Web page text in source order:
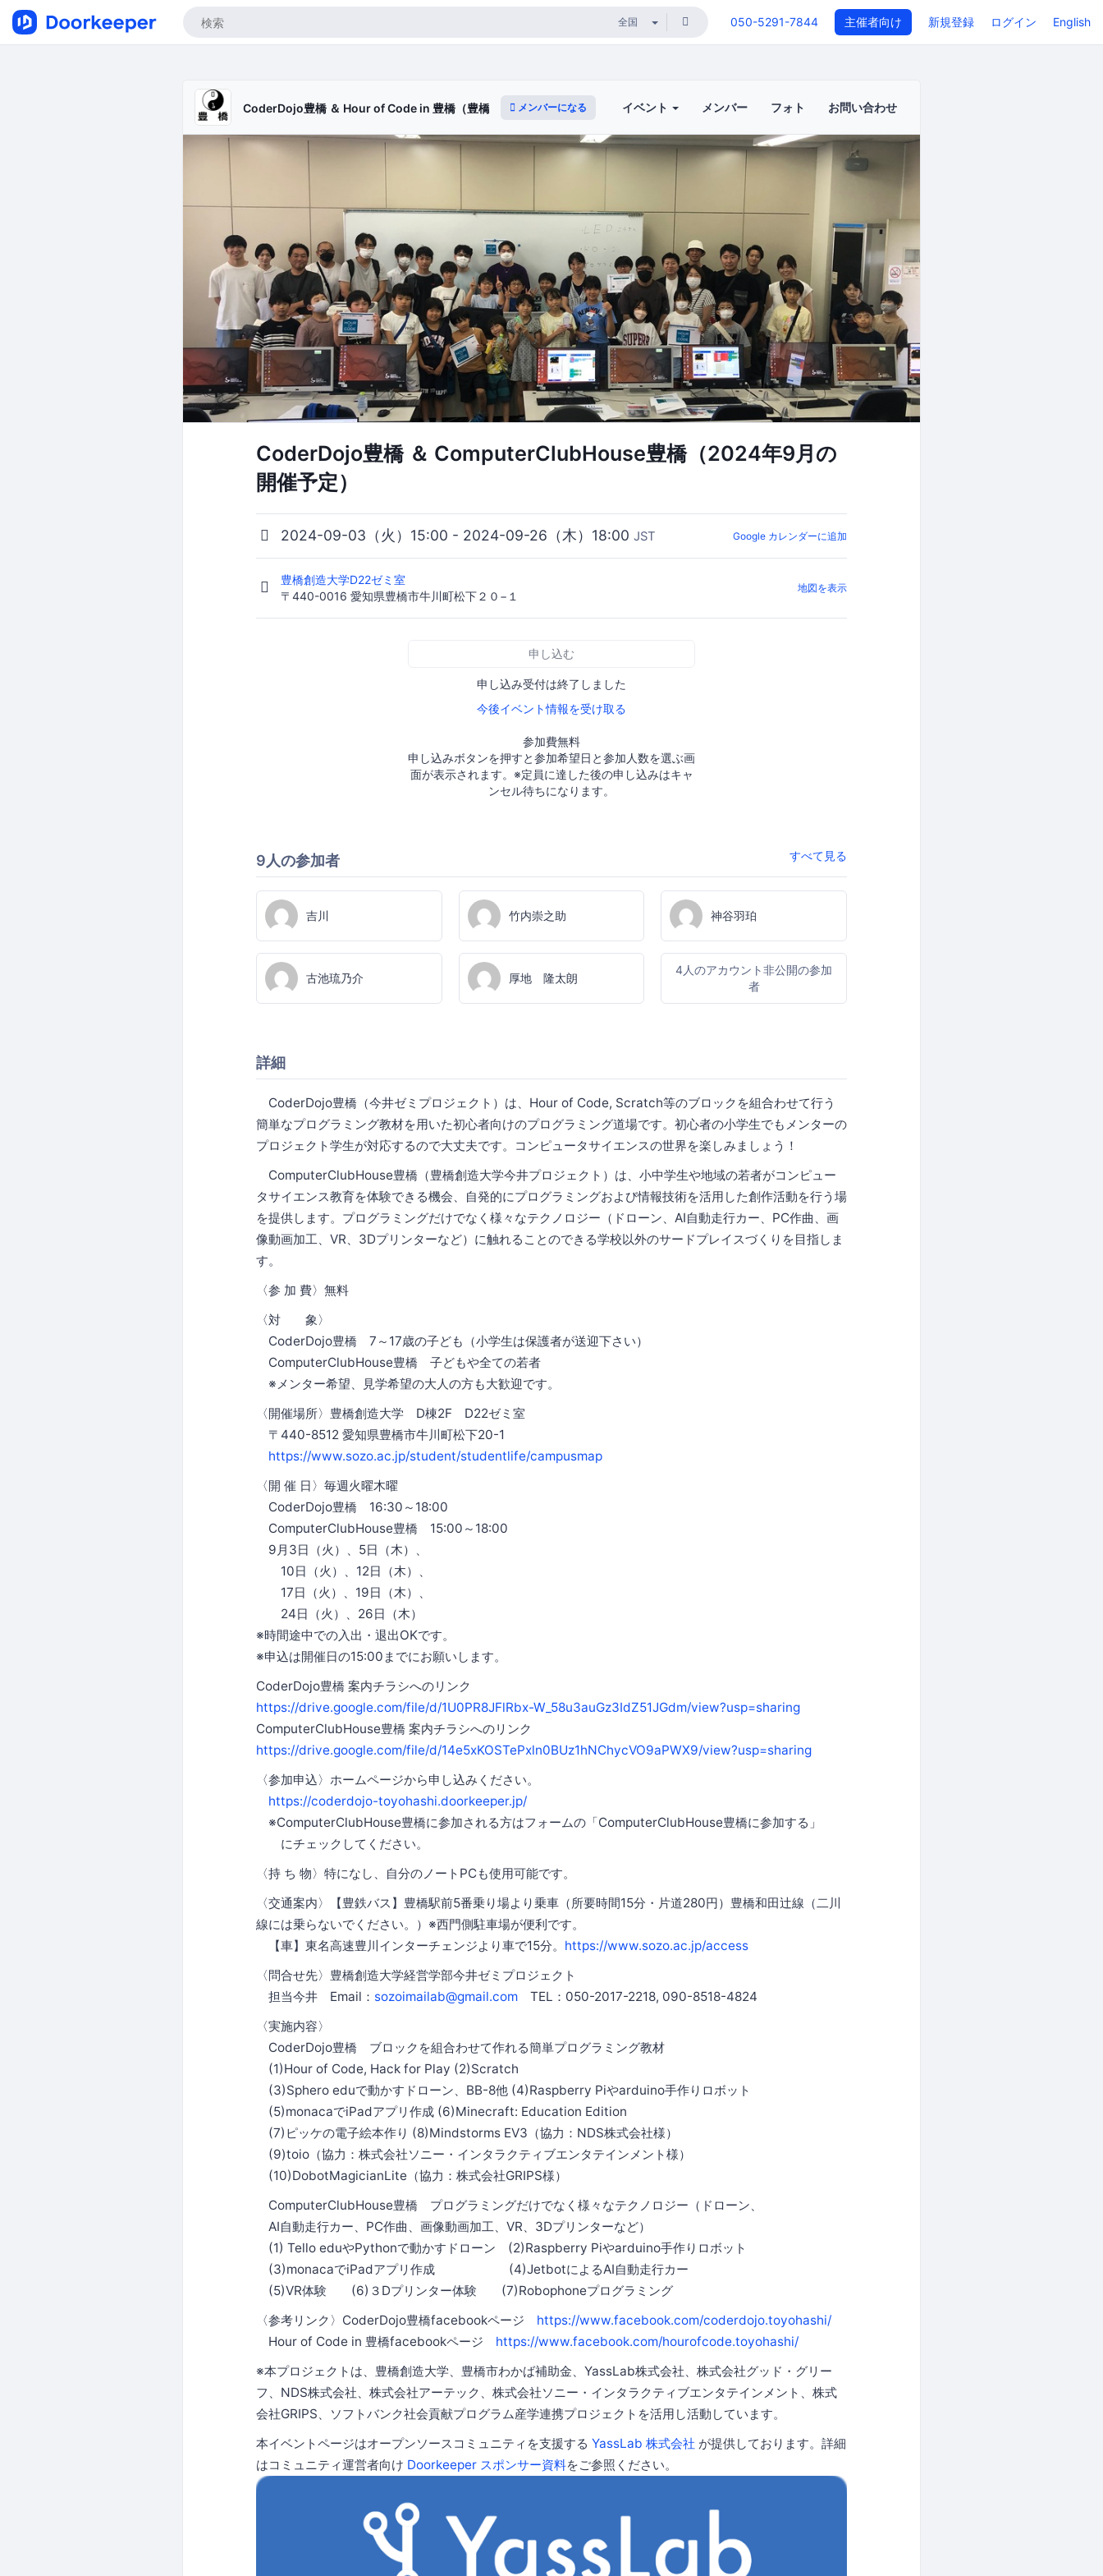
050-5291-7844 主催者向け 新規登録 ログイン English
CoderDojo豊橋 ＆ Hour of Code in 豊橋（豊橋創造大学 今井ゼミプロジェクト）
メンバーになる イベント メンバー フォト お問い合わせ
CoderDojo豊橋 ＆ ComputerClubHouse豊橋（2024年9月の
開催予定）
2024-09-03（火）15:00 - 2024-09-26（木）18:00 JST Google カレンダーに追加
豊橋創造大学D22ゼミ室
〒440-0016 愛知県豊橋市牛川町松下２０−１
地図を表示
申し込む
申し込み受付は終了しました
今後イベント情報を受け取る
参加費無料
申し込みボタンを押すと参加希望日と参加人数を選ぶ画
面が表示されます。※定員に達した後の申し込みはキャ
ンセル待ちになります。
9人の参加者 すべて見る
吉川 竹内崇之助 神谷羽珀
古池琉乃介 厚地 隆太朗
4人のアカウント非公開の参加
者
詳細
CoderDojo豊橋（今井ゼミプロジェクト）は、Hour of Code, Scratch等のブロックを組合わせて行う
簡単なプログラミング教材を用いた初心者向けのプログラミング道場です。初心者の小学生でもメンターの
プロジェクト学生が対応するので大丈夫です。コンピュータサイエンスの世界を楽しみましょう！
ComputerClubHouse豊橋（豊橋創造大学今井プロジェクト）は、小中学生や地域の若者がコンピュー
タサイエンス教育を体験できる機会、自発的にプログラミングおよび情報技術を活用した創作活動を行う場
を提供します。プログラミングだけでなく様々なテクノロジー（ドローン、AI自動走行カー、PC作曲、画
像動画加工、VR、3Dプリンターなど）に触れることのできる学校以外のサードプレイスづくりを目指しま
す。
〈参 加 費〉無料
〈対 象〉
CoderDojo豊橋 7～17歳の子ども（小学生は保護者が送迎下さい）
ComputerClubHouse豊橋 子どもや全ての若者
※メンター希望、見学希望の大人の方も大歓迎です。
〈開催場所〉豊橋創造大学 D棟2F D22ゼミ室
〒440-8512 愛知県豊橋市牛川町松下20-1
https://www.sozo.ac.jp/student/studentlife/campusmap
〈開 催 日〉毎週火曜木曜
CoderDojo豊橋 16:30～18:00
ComputerClubHouse豊橋 15:00～18:00
9月3日（火）、5日（木）、
10日（火）、12日（木）、
17日（火）、19日（木）、
24日（火）、26日（木）
※時間途中での入出・退出OKです。
※申込は開催日の15:00までにお願いします。
CoderDojo豊橋 案内チラシへのリンク
https://drive.google.com/file/d/1U0PR8JFlRbx-W_58u3auGz3IdZ51JGdm/view?usp=sharing
ComputerClubHouse豊橋 案内チラシへのリンク
https://drive.google.com/file/d/14e5xKOSTePxln0BUz1hNChycVO9aPWX9/view?usp=sharing
〈参加申込〉ホームページから申し込みください。
https://coderdojo-toyohashi.doorkeeper.jp/
※ComputerClubHouse豊橋に参加される方はフォームの「ComputerClubHouse豊橋に参加する」
にチェックしてください。
〈持 ち 物〉特になし、自分のノートPCも使用可能です。
〈交通案内〉【豊鉄バス】豊橋駅前5番乗り場より乗車（所要時間15分・片道280円）豊橋和田辻線（二川
線には乗らないでください。）※西門側駐車場が便利です。
【車】東名高速豊川インターチェンジより車で15分。 https://www.sozo.ac.jp/access
〈問合せ先〉豊橋創造大学経営学部今井ゼミプロジェクト
担当今井 Email： sozoimailab@gmail.com TEL：050-2017-2218, 090-8518-4824
〈実施内容〉
CoderDojo豊橋 ブロックを組合わせて作れる簡単プログラミング教材
(1)Hour of Code, Hack for Play (2)Scratch
(3)Sphero eduで動かすドローン、BB-8他 (4)Raspberry Piやarduino手作りロボット
(5)monacaでiPadアプリ作成 (6)Minecraft: Education Edition
(7)ピッケの電子絵本作り (8)Mindstorms EV3（協力：NDS株式会社様）
(9)toio（協力：株式会社ソニー・インタラクティブエンタテインメント様）
(10)DobotMagicianLite（協力：株式会社GRIPS様）
ComputerClubHouse豊橋 プログラミングだけでなく様々なテクノロジー（ドローン、
AI自動走行カー、PC作曲、画像動画加工、VR、3Dプリンターなど）
(1) Tello eduやPythonで動かすドローン (2)Raspberry Piやarduino手作りロボット
(3)monacaでiPadアプリ作成 (4)JetbotによるAI自動走行カー
(5)VR体験 (6)３Dプリンター体験 (7)Robophoneプログラミング
〈参考リンク〉CoderDojo豊橋facebookページ https://www.facebook.com/coderdojo.toyohashi/
Hour of Code in 豊橋facebookページ https://www.facebook.com/hourofcode.toyohashi/
※本プロジェクトは、豊橋創造大学、豊橋市わかば補助金、YassLab株式会社、株式会社グッド・グリー
フ、NDS株式会社、株式会社アーテック、株式会社ソニー・インタラクティブエンタテインメント、株式
会社GRIPS、ソフトバンク社会貢献プログラム産学連携プロジェクトを活用し活動しています。
本イベントページはオープンソースコミュニティを支援する YassLab 株式会社 が提供しております。詳細
はコミュニティ運営者向け Doorkeeper スポンサー資料をご参照ください。